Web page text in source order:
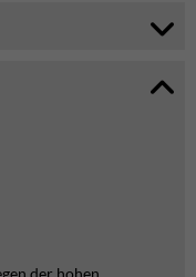
der hohen